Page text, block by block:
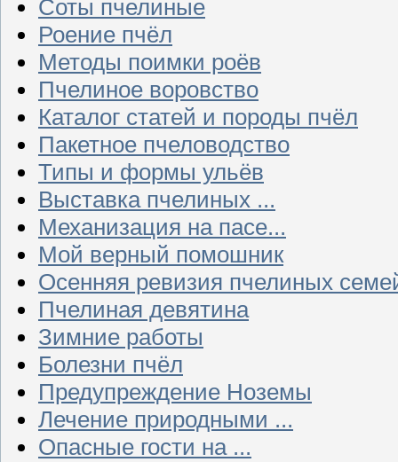
Соты пчелиные
Роение пчёл
Методы поимки роёв
Пчелиное воровство
Каталог статей и породы пчёл
Пакетное пчеловодство
Типы и формы ульёв
Выставка пчелиных ...
Механизация на пасе...
Мой верный помошник
Осенняя ревизия пчелиных
Пчелиная девятина
Зимние работы
Болезни пчёл
Предупреждение Ноземы
Лечение природными ...
Опасные гости на ...